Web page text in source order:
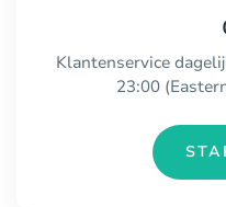
Klantenservice
23:00